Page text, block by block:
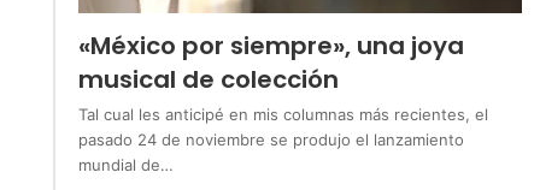
«México por siempre», una joya
musical de colección
Tal cual les anticipé en mis columnas más recientes, el
pasado 24 de noviembre se produjo el lanzamiento
mundial de…